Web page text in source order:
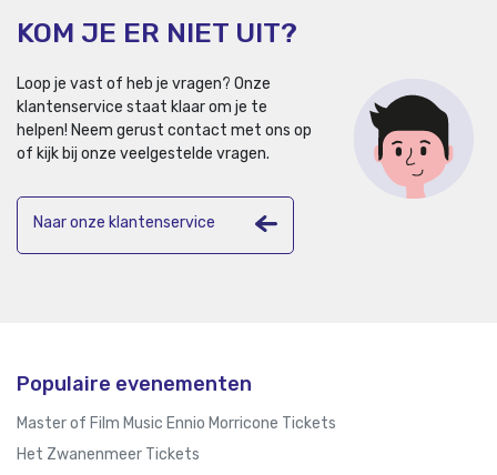
KOM JE ER NIET UIT?
Loop je vast of heb je vragen? Onze
klantenservice staat klaar om je te
helpen! Neem gerust contact met ons op
of kijk bij onze veelgestelde vragen.
Naar onze klantenservice
Populaire evenementen
Master of Film Music Ennio Morricone Tickets
Het Zwanenmeer Tickets